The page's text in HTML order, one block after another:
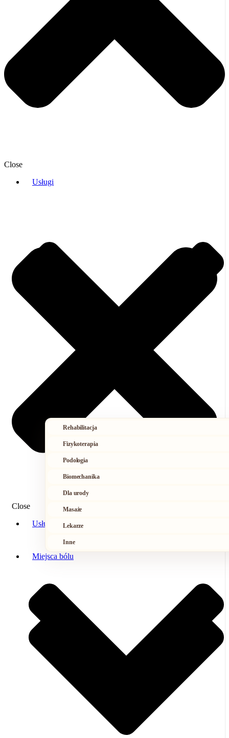
Close
Usługi
Rehabilitacja
Fizykoterapia
Podologia
Biomechanika
Dla urody
Masaże
Lekarze
Inne
Miejsca bólu
Close
Usługi